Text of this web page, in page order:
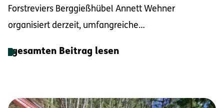
Forstreviers Berggießhübel Annett Wehner
organisiert derzeit, umfangreiche
gesamten Beitrag lesen